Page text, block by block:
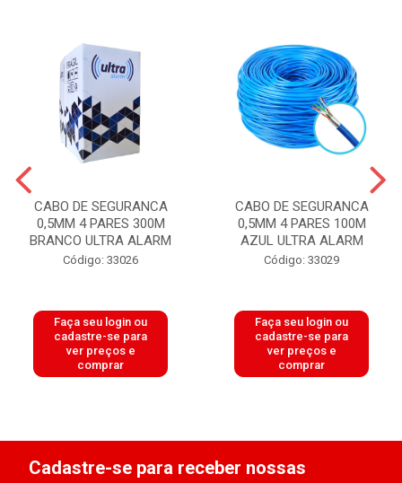
CABO DE SEGURANCA
0,5MM 4 PARES 300M
BRANCO ULTRA ALARM
Código: 33026
Faça seu login ou
cadastre-se para
ver preços e
comprar
CABO DE SEGURANCA
0,5MM 4 PARES 100M
AZUL ULTRA ALARM
Código: 33029
Faça seu login ou
cadastre-se para
ver preços e
comprar
Cadastre-se para receber nossas